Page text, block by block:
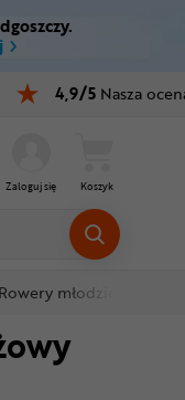
M
4,9/5 Nasza
Zaloguj się Koszyk
Rowery młodzieżowe 26